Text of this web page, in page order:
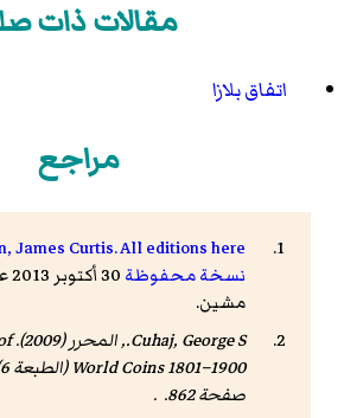
مقالات ذات
اتفاق بلازا
مراجع
James Curtis. All editions here
نسخة محفوظة
مشين.
Cuhaj, George S., المحرر (2009).
World Coins 1801–1900
صفحة 862. .